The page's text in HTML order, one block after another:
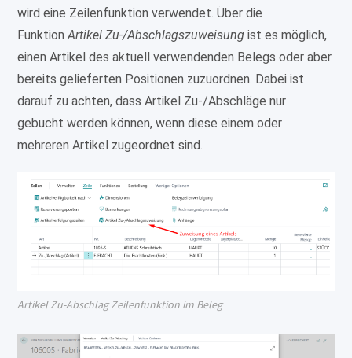
wird eine Zeilenfunktion verwendet. Über die
FunktionArtikel Zu-/Abschlagszuweisung ist es möglich,
einen Artikel des aktuell verwendenden Belegs oder aber
bereits gelieferten Positionen zuzuordnen. Dabei ist
darauf zu achten, dass Artikel Zu-/Abschläge nur
gebucht werden können, wenn diese einem oder
mehreren Artikel zugeordnet sind.
Artikel Zu-Abschlag Zeilenfunktion im Beleg